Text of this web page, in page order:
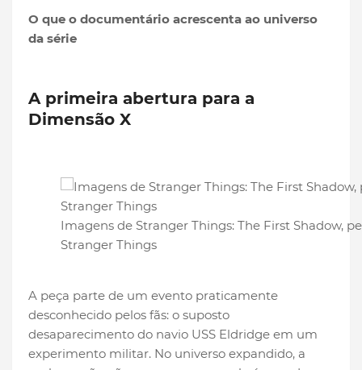
O que o documentário acrescenta ao universo
da série
A primeira abertura para a
Dimensão X
Imagens de Stranger Things: The First Shadow,
Stranger Things
A peça parte de um evento praticamente
desconhecido pelos fãs: o suposto
desaparecimento do navio USS Eldridge em um
experimento militar. No universo expandido, a